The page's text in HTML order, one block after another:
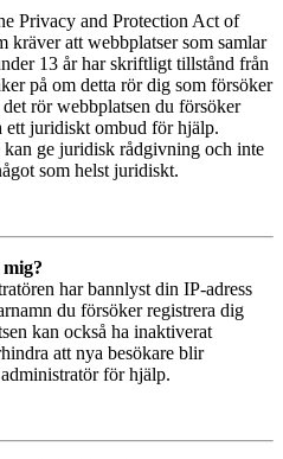
Privacy and Protection Act of
kräver att webbplatser som samlar
13 år har skriftligt tillstånd från
på om detta rör dig som försöker
rör webbplatsen du försöker
ett juridiskt ombud för hjälp.
ge juridisk rådgivning och inte
som helst juridiskt.
har bannlyst din IP-adress
du försöker registrera dig
kan också ha inaktiverat
att nya besökare blir
för hjälp.